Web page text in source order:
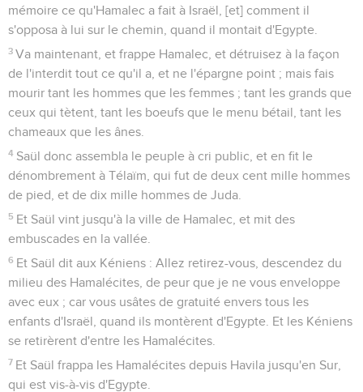
mémoire ce qu'Hamalec a fait à Israël, [et] comment il
s'opposa à lui sur le chemin, quand il montait d'Egypte.
3 Va maintenant, et frappe Hamalec, et détruisez à la façon
de l'interdit tout ce qu'il a, et ne l'épargne point ; mais fais
mourir tant les hommes que les femmes ; tant les grands que
ceux qui tètent, tant les boeufs que le menu bétail, tant les
chameaux que les ânes.
4 Saül donc assembla le peuple à cri public, et en fit le
dénombrement à Télaïm, qui fut de deux cent mille hommes
de pied, et de dix mille hommes de Juda.
5 Et Saül vint jusqu'à la ville de Hamalec, et mit des
embuscades en la vallée.
6 Et Saül dit aux Kéniens : Allez retirez-vous, descendez du
milieu des Hamalécites, de peur que je ne vous enveloppe
avec eux ; car vous usâtes de gratuité envers tous les
enfants d'Israël, quand ils montèrent d'Egypte. Et les Kéniens
se retirèrent d'entre les Hamalécites.
7 Et Saül frappa les Hamalécites depuis Havila jusqu'en Sur,
qui est vis-à-vis d'Egypte.